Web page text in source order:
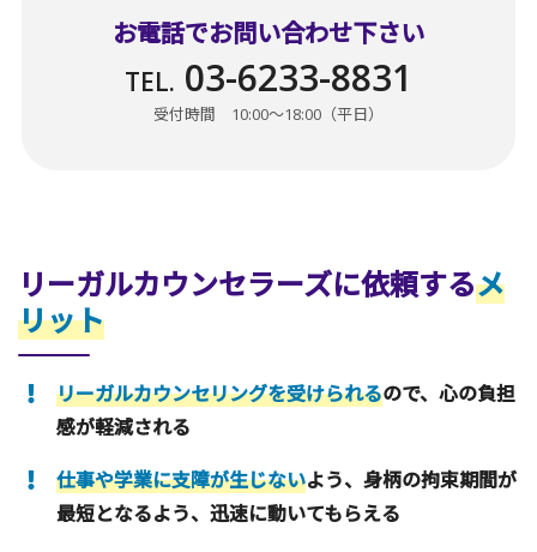
お電話でお問い合わせ下さい
TEL. 03-6233-8831
受付時間 10:00〜18:00（平日）
リーガルカウンセラーズに依頼するメ
リット
リーガルカウンセリングを受けられるので、心の負担
感が軽減される
仕事や学業に支障が生じないよう、身柄の拘束期間が
最短となるよう、迅速に動いてもらえる